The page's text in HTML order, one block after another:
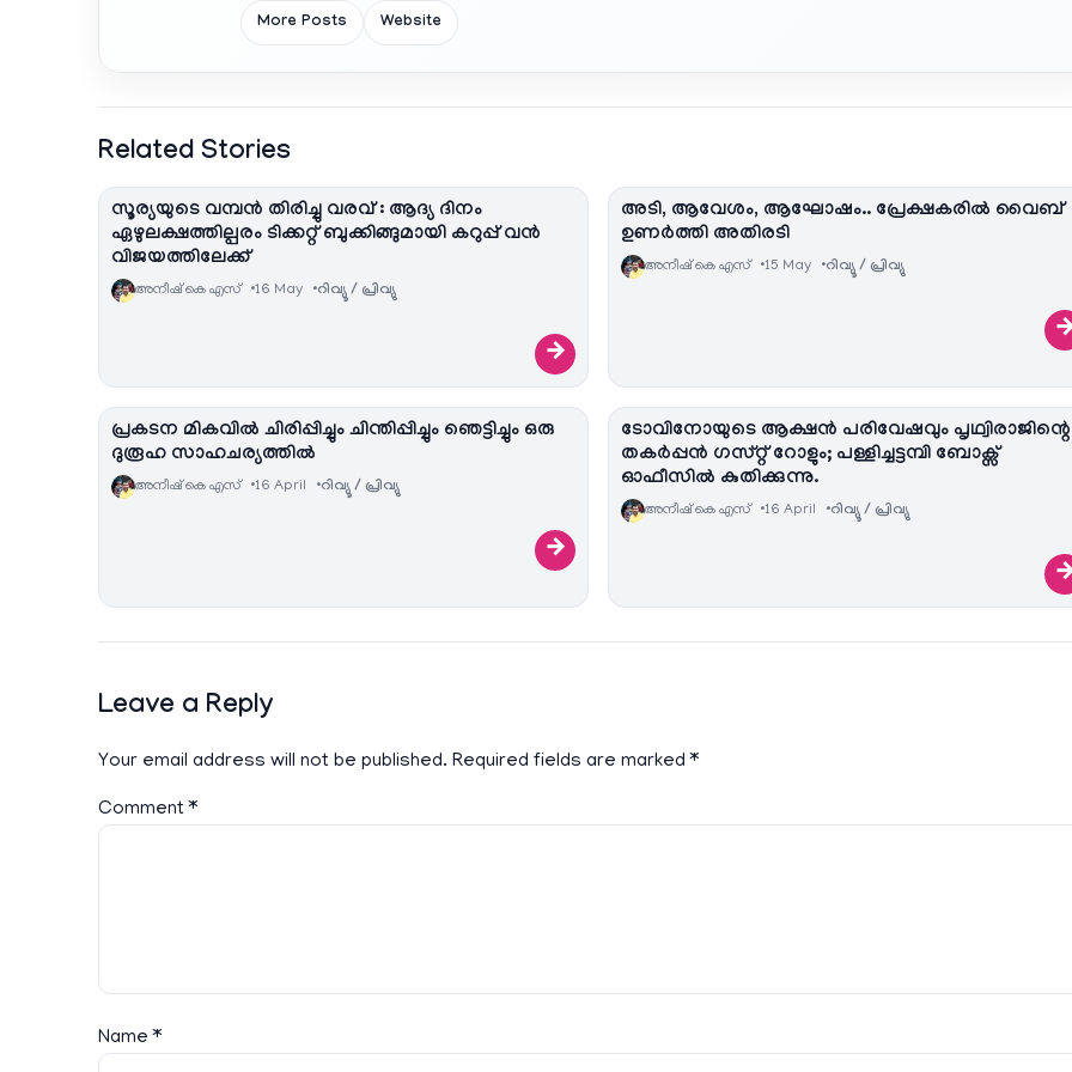
More Posts Website
Related Stories
സൂര്യയുടെ വമ്പൻ തിരിച്ചു വരവ് : ആദ്യ ദിനം
ഏഴുലക്ഷത്തില്പരം ടിക്കറ്റ് ബുക്കിങ്ങുമായി കറുപ്പ് വൻ
വിജയത്തിലേക്ക്
അനീഷ്‌ കെ എസ് 16 May റിവ്യൂ / പ്രിവ്യു
→
അടി, ആവേശം, ആഘോഷം.. പ്രേക്ഷകരിൽ വൈബ്
ഉണർത്തി അതിരടി
അനീഷ്‌ കെ എസ് 15 May റിവ്യൂ / പ്രിവ്യു
പ്രകടന മികവിൽ ചിരിപ്പിച്ചും ചിന്തിപ്പിച്ചും ഞെട്ടിച്ചും ഒരു
ദുരൂഹ സാഹചര്യത്തിൽ
അനീഷ്‌ കെ എസ് 16 April റിവ്യൂ / പ്രിവ്യു
→
ടോവിനോയുടെ ആക്ഷൻ പരിവേഷവും പൃഥ്വിരാജിന്റെ
തകർപ്പൻ ഗസ്റ്റ് റോളും; പള്ളിച്ചട്ടമ്പി ബോക്സ്
ഓഫീസിൽ കുതിക്കുന്നു.
അനീഷ്‌ കെ എസ് 16 April റിവ്യൂ / പ്രിവ്യു
Leave a Reply
Your email address will not be published. Required fields are marked*
Comment*
Name*